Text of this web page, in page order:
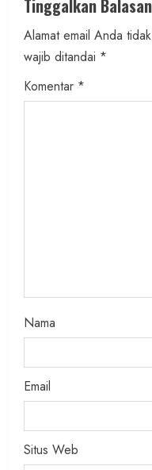
e
R
e
Tinggalkan Balasan
Alamat email Anda
wajib ditandai *
Komentar *
Nama
Email
Situs Web